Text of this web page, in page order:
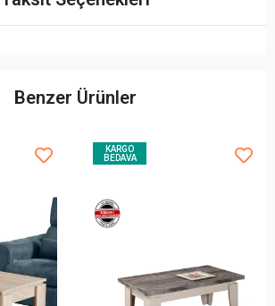
Benzer Ürünler
KARGO
BEDAVA